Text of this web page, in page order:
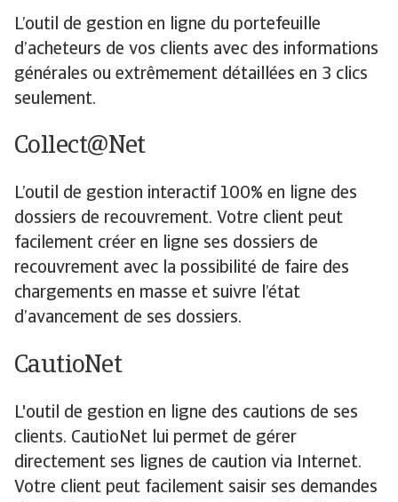
L’outil de gestion en ligne du portefeuille
d’acheteurs de vos clients avec des informations
générales ou extrêmement détaillées en 3 clics
seulement.
Collect@Net
L’outil de gestion interactif 100% en ligne des
dossiers de recouvrement. Votre client peut
facilement créer en ligne ses dossiers de
recouvrement avec la possibilité de faire des
chargements en masse et suivre l’état
d’avancement de ses dossiers.
CautioNet
L'outil de gestion en ligne des cautions de ses
clients. CautioNet lui permet de gérer
directement ses lignes de caution via Internet.
Votre client peut facilement saisir ses demandes